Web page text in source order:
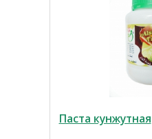
Паста кунжутная